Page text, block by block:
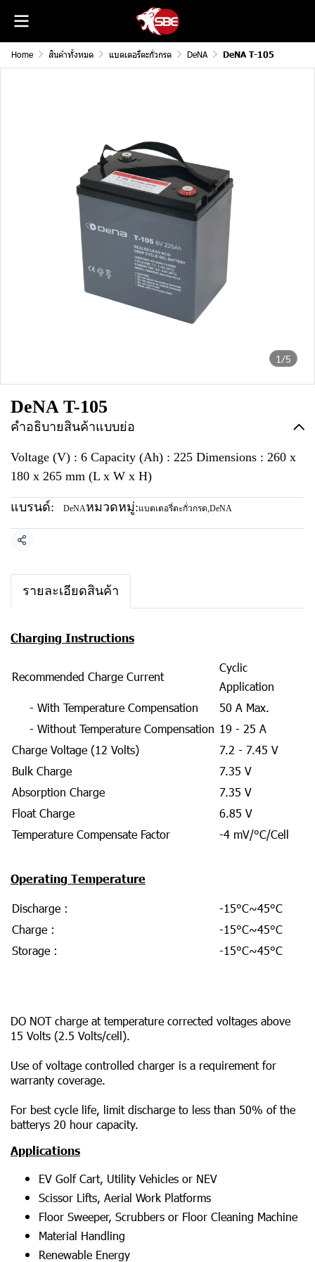
Home สินค้าทั้งหมด แบตเตอรี่ตะกั่วกรด DeNA DeNA T-105
1/5
DeNA T-105
คำอธิบายสินค้าแบบย่อ
Voltage (V) : 6 Capacity (Ah) : 225 Dimensions : 260 x
180 x 265 mm (L x W x H)
แบรนด์: DeNAหมวดหมู่:แบตเตอรี่ตะกั่วกรด,DeNA
แชร์
รายละเอียดสินค้า
Charging Instructions
Recommended Charge Current
Cyclic
Application
- With Temperature Compensation
50 A Max.
- Without Temperature Compensation 19 - 25 A
Charge Voltage (12 Volts)
7.2 - 7.45 V
Bulk Charge
7.35 V
Absorption Charge
7.35 V
Float Charge
6.85 V
Temperature Compensate Factor
-4 mV/°C/Cell
Operating Temperature
Discharge :
-15°C~45°C
Charge :
-15°C~45°C
Storage :
-15°C~45°C
DO NOT charge at temperature corrected voltages above
15 Volts (2.5 Volts/cell).
Use of voltage controlled charger is a requirement for
warranty coverage.
For best cycle life, limit discharge to less than 50% of the
batterys 20 hour capacity.
Applications
EV Golf Cart, Utility Vehicles or NEV
Scissor Lifts, Aerial Work Platforms
Floor Sweeper, Scrubbers or Floor Cleaning Machine
Material Handling
Renewable Energy